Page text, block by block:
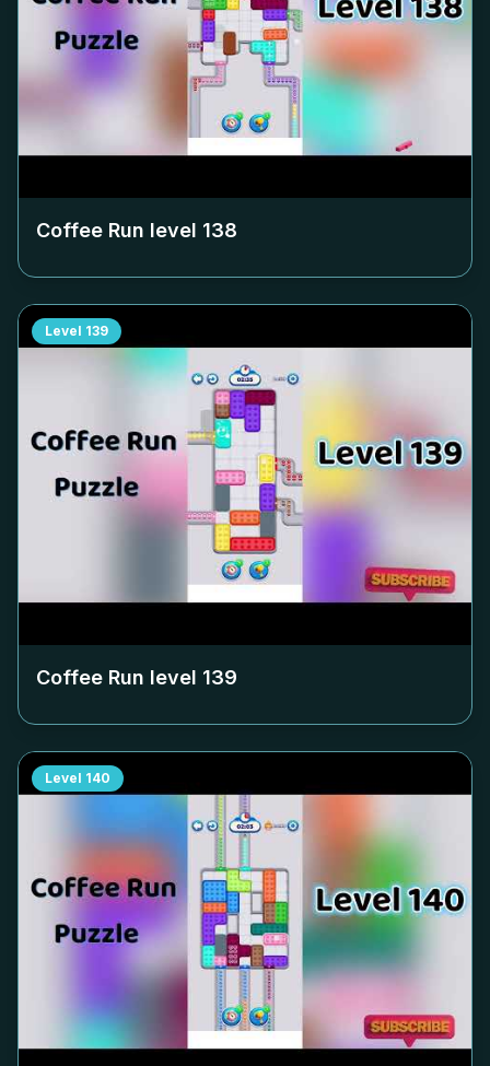
Coffee Run level 138
Level 139
Coffee Run level 139
Level 140